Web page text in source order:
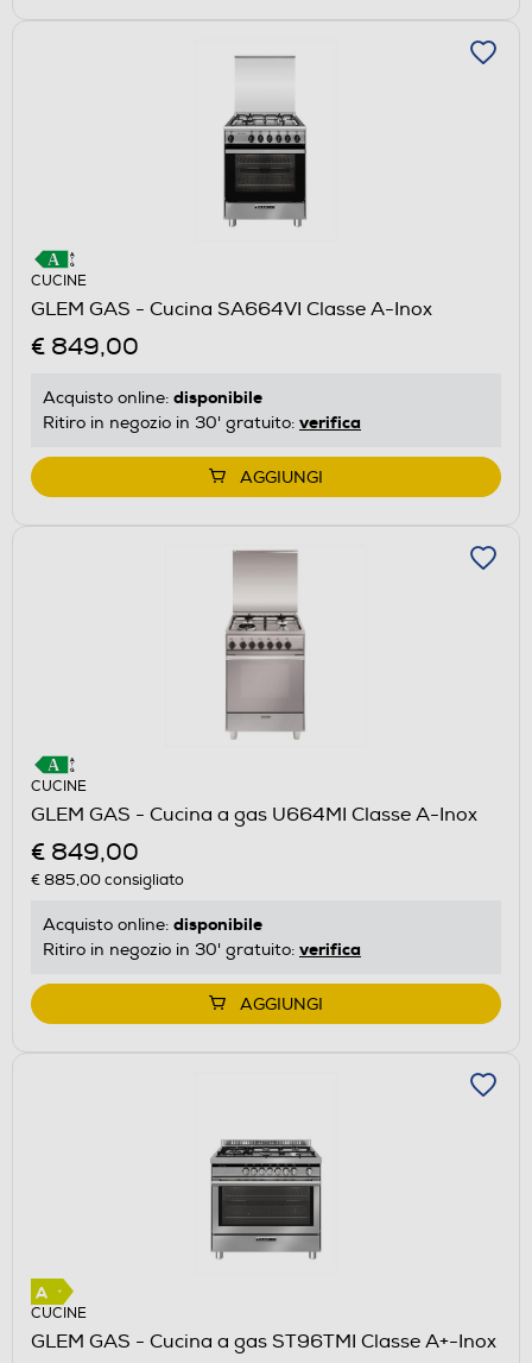
CUCINE
GLEM GAS - Cucina SA664VI Classe A-Inox
€ 849,00
Acquisto online: disponibile
Ritiro in negozio in 30' gratuito: verifica
AGGIUNGI
CUCINE
GLEM GAS - Cucina a gas U664MI Classe A-Inox
€ 849,00
€ 885,00consigliato
Acquisto online: disponibile
Ritiro in negozio in 30' gratuito: verifica
AGGIUNGI
CUCINE
GLEM GAS - Cucina a gas ST96TMI Classe A+-Inox